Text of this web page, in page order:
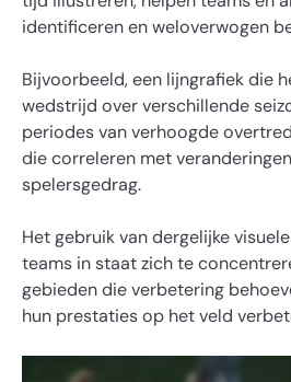
identificeren en weloverwogen
Bijvoorbeeld, een lijngrafiek die
wedstrijd over verschillende
periodes van verhoogde
die correleren met
spelersgedrag.
Het gebruik van dergelijke
teams in staat zich te
gebieden die verbetering
hun prestaties op het veld